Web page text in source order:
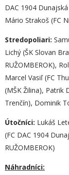
DAC 1904
Mário Strakoš (FC
Stredopoliari:
Lichý (ŠK Slovan
RUŽOMBEROK),
Marcel Vasiľ (FC
(MŠK Žilina), Patrik
Trenčín), Dominik
Útočníci: Lukáš
(FC DAC 1904
RUŽOMBEROK)
Náhradníci: